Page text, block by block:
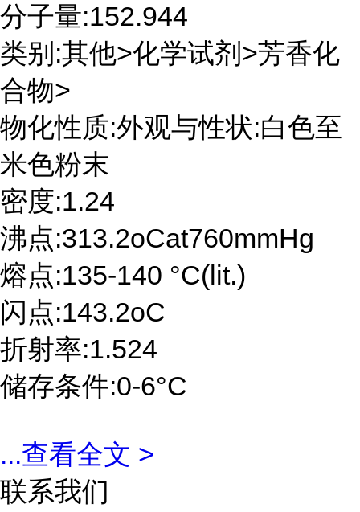
分子量:152.944
类别:其他>化学试剂>芳香化
合物>
物化性质:外观与性状:白色至
米色粉末
密度:1.24
沸点:313.2oCat760mmHg
熔点:135-140 °C(lit.)
闪点:143.2oC
折射率:1.524
储存条件:0-6°C
...查看全文 >
联系我们